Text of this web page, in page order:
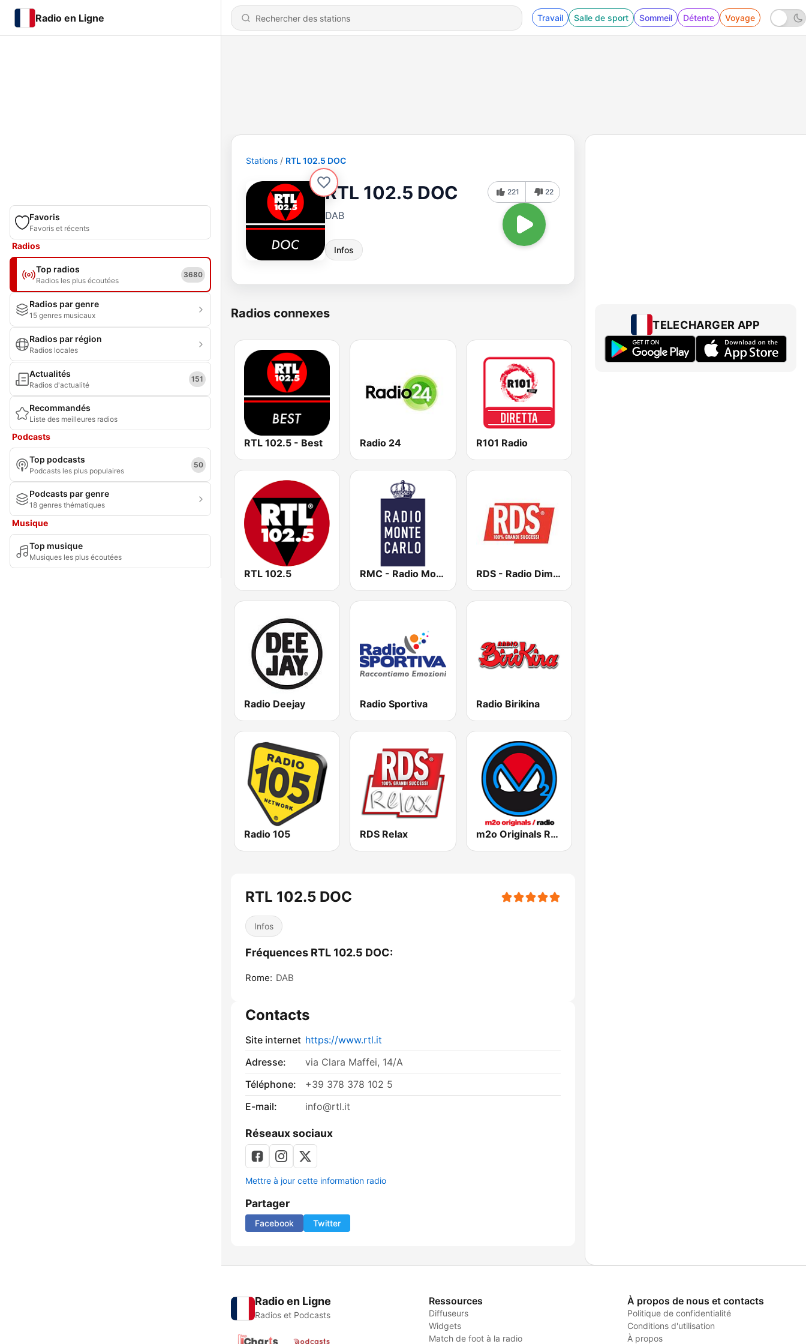
Radio en Ligne Travail Salle de sport Sommeil Détente Voyage
Favoris
Favoris et récents
Radios
Top radios
Radios les plus écoutées
3680
Radios par genre
15 genres musicaux
Radios par région
Radios locales
Actualités
Radios d'actualité
151
Recommandés
Liste des meilleures radios
Podcasts
Top podcasts
Podcasts les plus populaires
50
Podcasts par genre
18 genres thématiques
Musique
Top musique
Musiques les plus écoutées
Stations RTL 102.5 DOC
RTL 102.5 DOC
DAB
Infos
221 22
Radios connexes
RTL 102.5 - Best Radio 24 R101 Radio
RTL 102.5 RMC - Radio Monte Carlo RDS - Radio Dimensione Suono
Radio Deejay Radio Sportiva Radio Birikina
Radio 105 RDS Relax m2o Originals Radio
RTL 102.5 DOC
Infos
Fréquences RTL 102.5 DOC:
Rome: DAB
Contacts
Site internet https://www.rtl.it
Adresse:
via Clara Maffei, 14/A
Téléphone:
+39 378 378 102 5
E-mail:
info@rtl.it
Réseaux sociaux
Mettre à jour cette information radio
Partager
Facebook Twitter
TELECHARGER APP
Radio en Ligne
Radios et Podcasts
Ressources
Diffuseurs
Widgets
Match de foot à la radio
À propos de nous et contacts
Politique de confidentialité
Conditions d'utilisation
À propos